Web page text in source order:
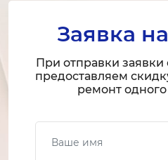
Заявка
При отправки
предоставляем
ремонт одного
Ваше имя